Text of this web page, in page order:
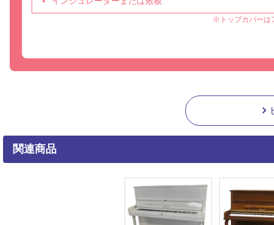
※トップカバーは
関連商品